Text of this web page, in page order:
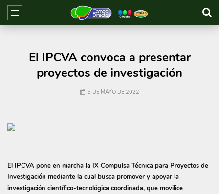
El IPCVA convoca a presentar
proyectos de investigación
5 DE MAYO DE 2022
El IPCVA pone en marcha la IX Compulsa Técnica para Proyectos de
Investigación mediante la cual busca promover y apoyar la
investigación científico-tecnológica coordinada, que movilice